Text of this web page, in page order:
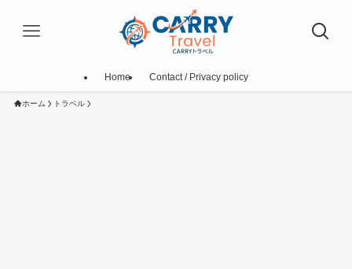
Home Contact / Privacy policy
ホーム トラベル